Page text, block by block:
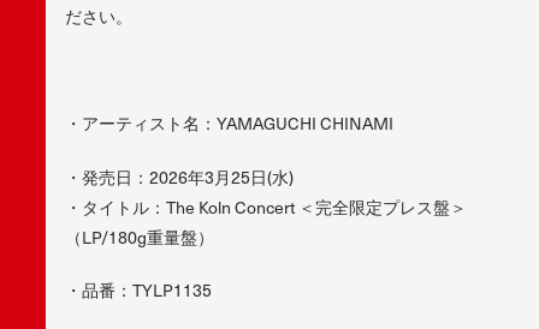
ださい。
・アーティスト名：YAMAGUCHI CHINAMI
・発売日：2026年3月25日(水)
・タイトル：The Koln Concert ＜完全限定プレス盤＞
（LP/180g重量盤）
・品番：TYLP1135